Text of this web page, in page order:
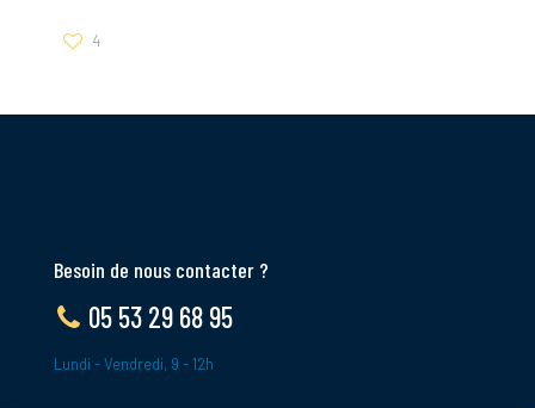
4
Besoin de nous contacter ?
05 53 29 68 95
Lundi - Vendredi, 9 - 12h